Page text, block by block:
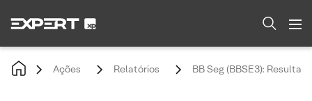
Ações Relatórios BB Seg (BBSE3):